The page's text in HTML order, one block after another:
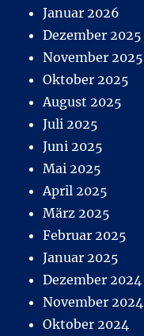
Januar 2026
Dezember 2025
November 2025
Oktober 2025
August 2025
Juli 2025
Juni 2025
Mai 2025
April 2025
März 2025
Februar 2025
Januar 2025
Dezember 2024
November 2024
Oktober 2024